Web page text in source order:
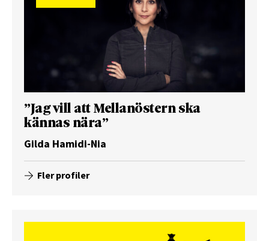
”Jag vill att Mellanöstern ska
kännas nära”
Gilda Hamidi-Nia
Fler profiler